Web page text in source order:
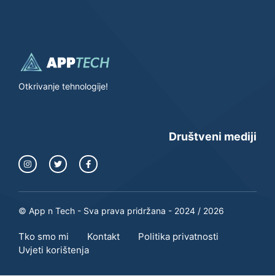
Otkrivanje tehnologije!
Društveni mediji
© App n Tech - Sva prava pridržana - 2024 / 2026
Tko smo mi Kontakt
Politika privatnosti
Uvjeti korištenja